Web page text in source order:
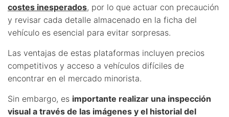
costes inesperados, por lo que actuar con precaución
y revisar cada detalle almacenado en la ficha del
vehículo es esencial para evitar sorpresas.
Las ventajas de estas plataformas incluyen precios
competitivos y acceso a vehículos difíciles de
encontrar en el mercado minorista.
Sin embargo, es importante realizar una inspección
visual a través de las imágenes y el historial del